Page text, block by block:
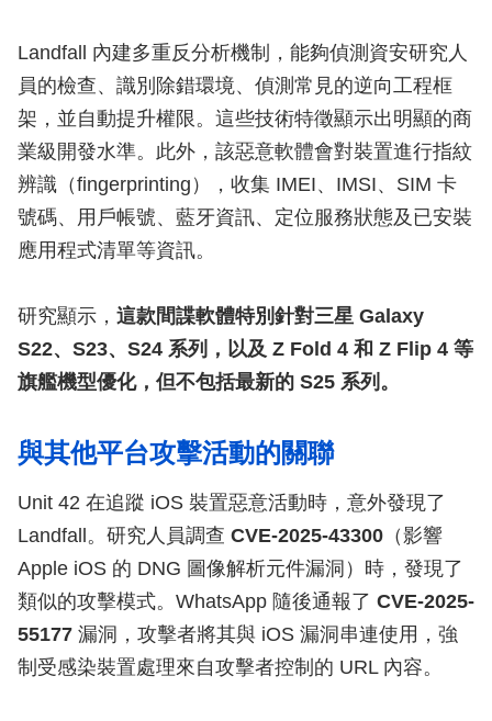
Landfall 內建多重反分析機制，能夠偵測資安研究人
員的檢查、識別除錯環境、偵測常見的逆向工程框
架，並自動提升權限。這些技術特徵顯示出明顯的商
業級開發水準。此外，該惡意軟體會對裝置進行指紋
辨識（fingerprinting），收集 IMEI、IMSI、SIM 卡
號碼、用戶帳號、藍牙資訊、定位服務狀態及已安裝
應用程式清單等資訊。
研究顯示， 這款間諜軟體特別針對三星 Galaxy
S22、S23、S24 系列，以及 Z Fold 4 和 Z Flip 4 等
旗艦機型優化，但不包括最新的 S25 系列。
與其他平台攻擊活動的關聯
Unit 42 在追蹤 iOS 裝置惡意活動時，意外發現了
Landfall。研究人員調查 CVE-2025-43300（影響
Apple iOS 的 DNG 圖像解析元件漏洞）時，發現了
類似的攻擊模式。WhatsApp 隨後通報了 CVE-2025-
55177漏洞，攻擊者將其與 iOS 漏洞串連使用，強
制受感染裝置處理來自攻擊者控制的 URL 內容。